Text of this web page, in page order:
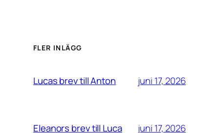
FLER INLÄGG
Lucas brev till Anton juni 17, 2026
Eleanors brev till Luca juni 17, 2026